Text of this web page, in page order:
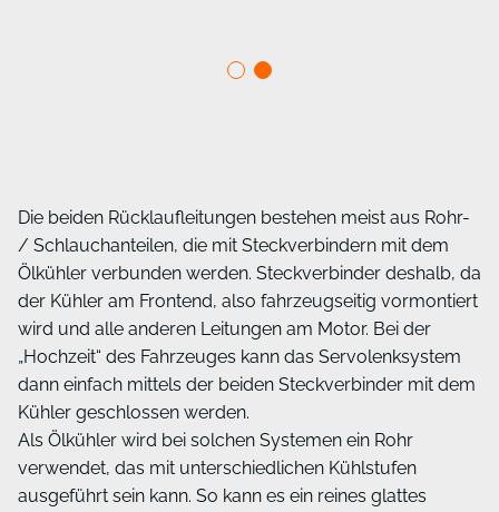
Die beiden Rücklaufleitungen bestehen meist aus Rohr-
/ Schlauchanteilen, die mit Steckverbindern mit dem
Ölkühler verbunden werden. Steckverbinder deshalb, da
der Kühler am Frontend, also fahrzeugseitig vormontiert
wird und alle anderen Leitungen am Motor. Bei der
„Hochzeit“ des Fahrzeuges kann das Servolenksystem
dann einfach mittels der beiden Steckverbinder mit dem
Kühler geschlossen werden.
Als Ölkühler wird bei solchen Systemen ein Rohr
verwendet, das mit unterschiedlichen Kühlstufen
ausgeführt sein kann. So kann es ein reines glattes